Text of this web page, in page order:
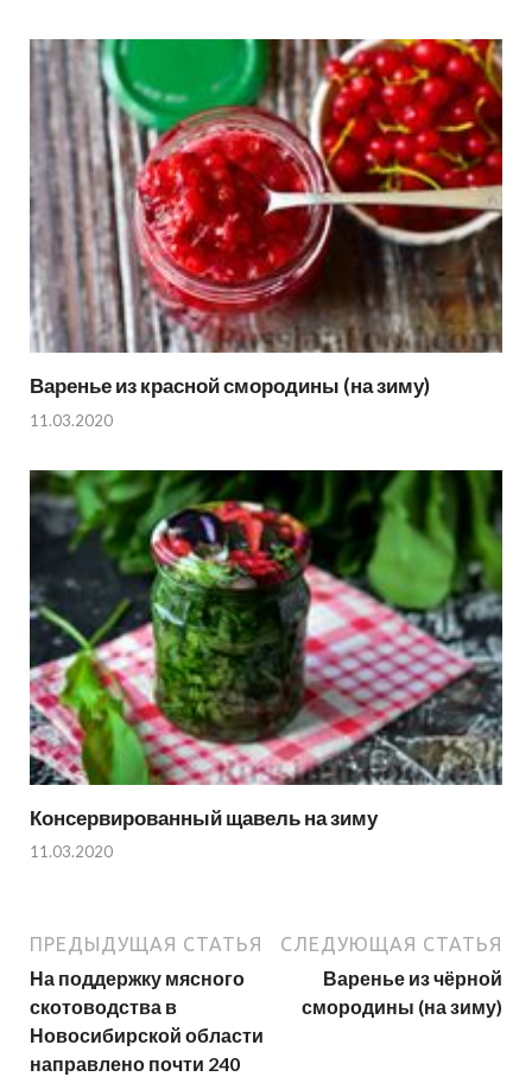
Варенье из красной смородины (на зиму)
11.03.2020
Консервированный щавель на зиму
11.03.2020
ПРЕДЫДУЩАЯ СТАТЬЯ
На поддержку мясного
скотоводства в
Новосибирской области
направлено почти 240
СЛЕДУЮЩАЯ СТАТЬЯ
Варенье из чёрной
смородины (на зиму)